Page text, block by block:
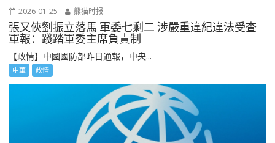
2026-01-25 熊猫时报
張又俠劉振立落馬 軍委七剩二 涉嚴重違紀違法受查
軍報：踐踏軍委主席負責制
【政情】中國國防部昨日通報，中央...
中華 政情